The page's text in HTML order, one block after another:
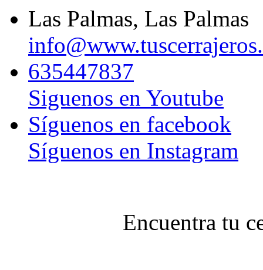
Las Palmas, Las Palmas
635447837
Siguenos en Youtube
Síguenos en facebook
Síguenos en Instagram
Encuentra tu